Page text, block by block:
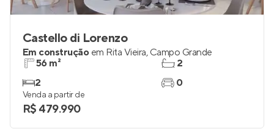
Castello di Lorenzo
Em construção em Rita Vieira, Campo Grande
56 m²
2
2
0
Venda a partir de
R$ 479.990